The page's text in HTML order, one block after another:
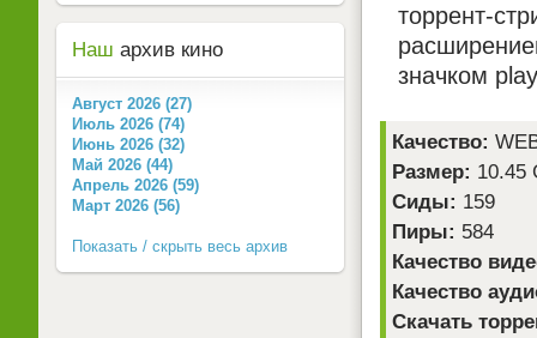
торрент-
значком
Качество:
Размер: 10.45
Сиды: 159
Пиры: 584
Качество
Качество
Скачать
Наш архив кино
Август 2026 (27)
Июль 2026 (74)
Июнь 2026 (32)
Май 2026 (44)
Апрель 2026 (59)
Март 2026 (56)
Показать / скрыть весь архив